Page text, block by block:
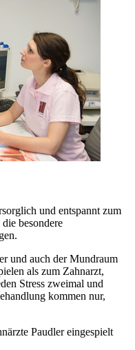
und entspannt zum
besondere
und auch der Mundraum
als zum Zahnarzt,
Stress zweimal und
kommen nur,
Paudler eingespielt